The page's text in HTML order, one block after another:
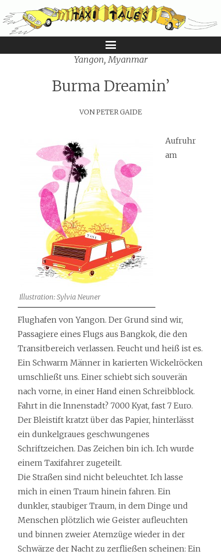
Menu
Yangon, Myanmar
Burma Dreamin’
VON PETER GAIDE
Illustration: Sylvia Neuner
Aufruhr
am
Flughafen von Yangon. Der Grund sind wir,
Passagiere eines Flugs aus Bangkok, die den
Transitbereich verlassen. Feucht und heiß ist es.
Ein Schwarm Männer in karierten Wickelröcken
umschließt uns. Einer schiebt sich souverän
nach vorne, in einer Hand einen Schreibblock.
Fahrt in die Innenstadt? 7000 Kyat, fast 7 Euro.
Der Bleistift kratzt über das Papier, hinterlässt
ein dunkelgraues geschwungenes
Schriftzeichen. Das Zeichen bin ich. Ich wurde
einem Taxifahrer zugeteilt.
Die Straßen sind nicht beleuchtet. Ich lasse
mich in einen Traum hinein fahren. Ein
dunkler, staubiger Traum, in dem Dinge und
Menschen plötzlich wie Geister aufleuchten
und binnen zweier Atemzüge wieder in der
Schwärze der Nacht zu zerfließen scheinen: Ein